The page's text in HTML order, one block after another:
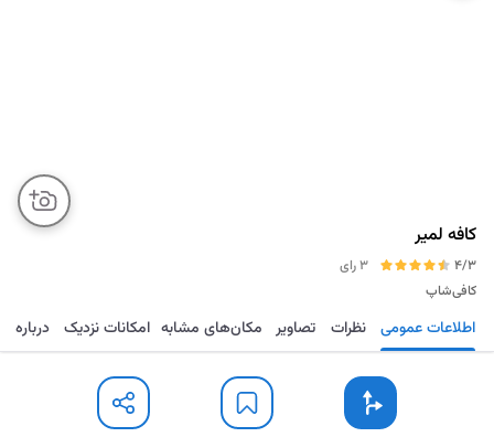
کافه لمیر
4/3
3 رای
کافی‌شاپ
مسیریابی ذخیره ارسال اطلاعات عمومی نظرات تصاویر مکان‌های مشابه امکانات نزدیک درباره